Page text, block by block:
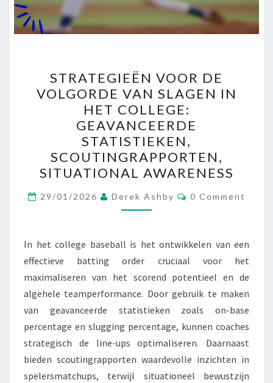
VOOR
DE
VOLGORDE
VAN
SLAGEN
IN
HET
COLLEGE:
GEAVANCEERDE
SCOUTINGRAPPORTEN,
SITUATIONAL
AWARENESS
STRATEGIEËN VOOR DE
VOLGORDE VAN SLAGEN IN
HET COLLEGE:
GEAVANCEERDE
STATISTIEKEN,
SCOUTINGRAPPORTEN,
SITUATIONAL AWARENESS
29/01/2026 Derek Ashby Comments
0 Comment
In het college baseball is het ontwikkelen van een
effectieve batting order cruciaal voor het
maximaliseren van het scorend potentieel en de
algehele teamperformance. Door gebruik te maken
van geavanceerde statistieken zoals on-base
percentage en slugging percentage, kunnen coaches
strategisch de line-ups optimaliseren. Daarnaast
bieden scoutingrapporten waardevolle inzichten in
spelersmatchups, terwijl situationeel bewustzijn